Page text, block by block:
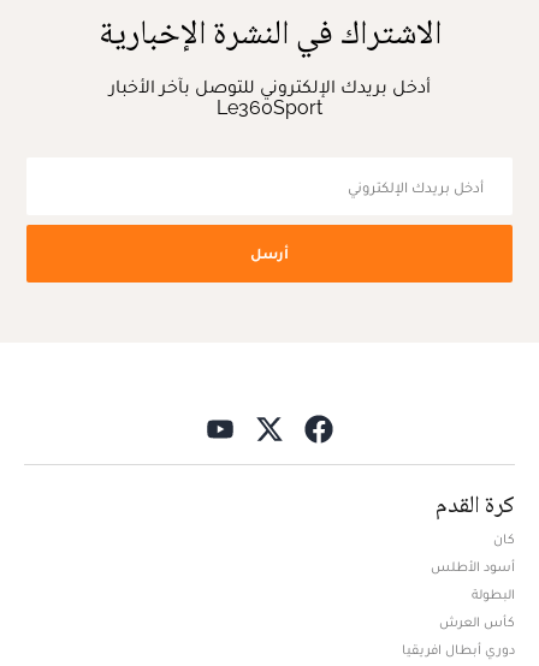
الاشتراك في النشرة الإخبارية
أدخل بريدك الإلكتروني للتوصل بآخر الأخبار
Le360Sport
أرسل
كرة القدم
كان
أسود الأطلس
البطولة
كأس العرش
دوري أبطال افريقيا